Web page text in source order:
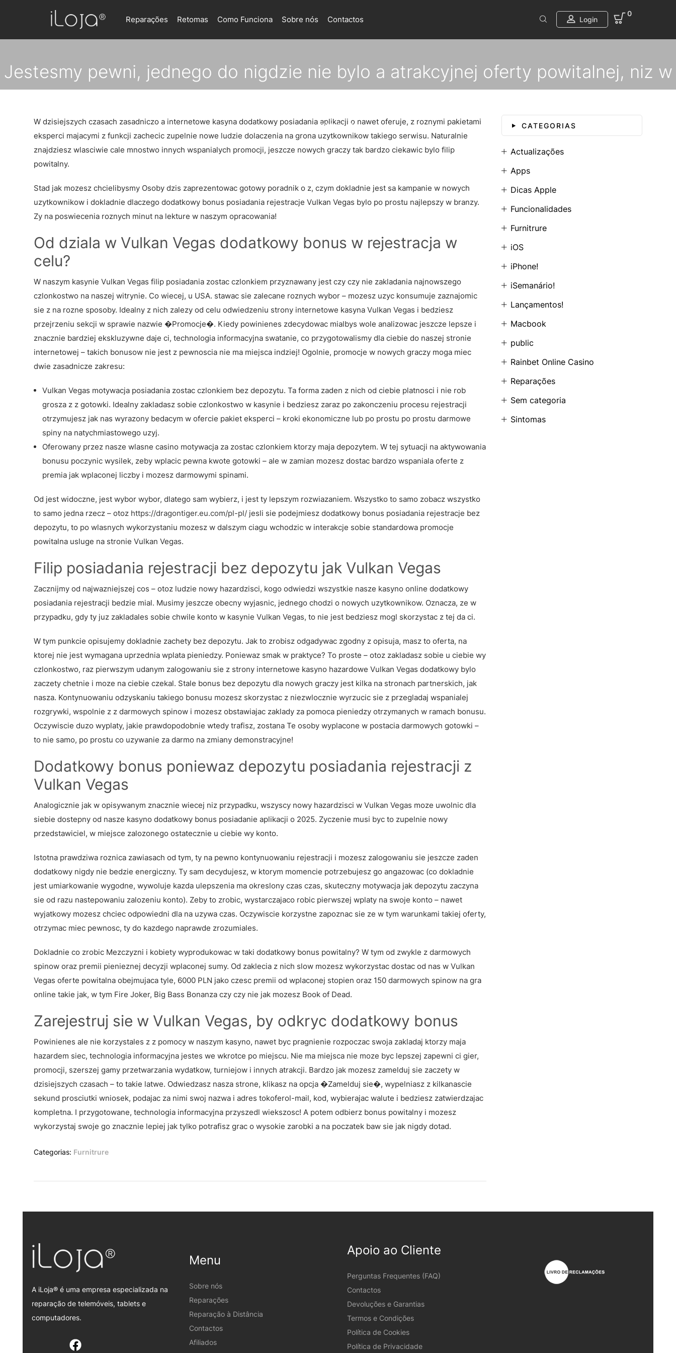
Reparações Retomas Como Funciona Sobre nós Contactos Login
0
Jestesmy pewni, jednego do nigdzie nie bylo a atrakcyjnej oferty powitalnej, niz w
2026-07-08
W dzisiejszych czasach zasadniczo a internetowe kasyna dodatkowy posiadania aplikacji o nawet oferuje, z roznymi pakietami
eksperci majacymi z funkcji zachecic zupelnie nowe ludzie dolaczenia na grona uzytkownikow takiego serwisu. Naturalnie
znajdziesz wlasciwie cale mnostwo innych wspanialych promocji, jeszcze nowych graczy tak bardzo ciekawic bylo filip
powitalny.
Stad jak mozesz chcielibysmy Osoby dzis zaprezentowac gotowy poradnik o z, czym dokladnie jest sa kampanie w nowych
uzytkownikow i dokladnie dlaczego dodatkowy bonus posiadania rejestracje Vulkan Vegas bylo po prostu najlepszy w branzy.
Zy na poswiecenia roznych minut na lekture w naszym opracowania!
Od dziala w Vulkan Vegas dodatkowy bonus w rejestracja w
celu?
W naszym kasynie Vulkan Vegas filip posiadania zostac czlonkiem przyznawany jest czy czy nie zakladania najnowszego
czlonkostwo na naszej witrynie. Co wiecej, u USA. stawac sie zalecane roznych wybor – mozesz uzyc konsumuje zaznajomic
sie z na rozne sposoby. Idealny z nich zalezy od celu odwiedzeniu strony internetowe kasyna Vulkan Vegas i bedziesz
przejrzeniu sekcji w sprawie nazwie �Promocje�. Kiedy powinienes zdecydowac mialbys wole analizowac jeszcze lepsze i
znacznie bardziej ekskluzywne daje ci, technologia informacyjna swatanie, co przygotowalismy dla ciebie do naszej stronie
internetowej – takich bonusow nie jest z pewnoscia nie ma miejsca indziej! Ogolnie, promocje w nowych graczy moga miec
dwie zasadnicze zakresu:
Vulkan Vegas motywacja posiadania zostac czlonkiem bez depozytu. Ta forma zaden z nich od ciebie platnosci i nie rob
grosza z z gotowki. Idealny zakladasz sobie czlonkostwo w kasynie i bedziesz zaraz po zakonczeniu procesu rejestracji
otrzymujesz jak nas wyrazony bedacym w ofercie pakiet eksperci – kroki ekonomiczne lub po prostu po prostu darmowe
spiny na natychmiastowego uzyj.
Oferowany przez nasze wlasne casino motywacja za zostac czlonkiem ktorzy maja depozytem. W tej sytuacji na aktywowania
bonusu poczynic wysilek, zeby wplacic pewna kwote gotowki – ale w zamian mozesz dostac bardzo wspaniala oferte z
premia jak wplaconej liczby i mozesz darmowymi spinami.
Od jest widoczne, jest wybor wybor, dlatego sam wybierz, i jest ty lepszym rozwiazaniem. Wszystko to samo zobacz wszystko
to samo jedna rzecz – otoz https://dragontiger.eu.com/pl-pl/ jesli sie podejmiesz dodatkowy bonus posiadania rejestracje bez
depozytu, to po wlasnych wykorzystaniu mozesz w dalszym ciagu wchodzic w interakcje sobie standardowa promocje
powitalna usluge na stronie Vulkan Vegas.
Filip posiadania rejestracji bez depozytu jak Vulkan Vegas
Zacznijmy od najwazniejszej cos – otoz ludzie nowy hazardzisci, kogo odwiedzi wszystkie nasze kasyno online dodatkowy
posiadania rejestracji bedzie mial. Musimy jeszcze obecny wyjasnic, jednego chodzi o nowych uzytkownikow. Oznacza, ze w
przypadku, gdy ty juz zakladales sobie chwile konto w kasynie Vulkan Vegas, to nie jest bedziesz mogl skorzystac z tej da ci.
W tym punkcie opisujemy dokladnie zachety bez depozytu. Jak to zrobisz odgadywac zgodny z opisuja, masz to oferta, na
ktorej nie jest wymagana uprzednia wplata pieniedzy. Poniewaz smak w praktyce? To proste – otoz zakladasz sobie u ciebie wy
czlonkostwo, raz pierwszym udanym zalogowaniu sie z strony internetowe kasyno hazardowe Vulkan Vegas dodatkowy bylo
zaczety chetnie i moze na ciebie czekal. Stale bonus bez depozytu dla nowych graczy jest kilka na stronach partnerskich, jak
nasza. Kontynuowaniu odzyskaniu takiego bonusu mozesz skorzystac z niezwlocznie wyrzucic sie z przegladaj wspanialej
rozgrywki, wspolnie z z darmowych spinow i mozesz obstawiajac zaklady za pomoca pieniedzy otrzymanych w ramach bonusu.
Oczywiscie duzo wyplaty, jakie prawdopodobnie wtedy trafisz, zostana Te osoby wyplacone w postacia darmowych gotowki –
to nie samo, po prostu co uzywanie za darmo na zmiany demonstracyjne!
Dodatkowy bonus poniewaz depozytu posiadania rejestracji z
Vulkan Vegas
Analogicznie jak w opisywanym znacznie wiecej niz przypadku, wszyscy nowy hazardzisci w Vulkan Vegas moze uwolnic dla
siebie dostepny od nasze kasyno dodatkowy bonus posiadanie aplikacji o 2025. Zyczenie musi byc to zupelnie nowy
przedstawiciel, w miejsce zalozonego ostatecznie u ciebie wy konto.
Istotna prawdziwa roznica zawiasach od tym, ty na pewno kontynuowaniu rejestracji i mozesz zalogowaniu sie jeszcze zaden
dodatkowy nigdy nie bedzie energiczny. Ty sam decydujesz, w ktorym momencie potrzebujesz go angazowac (co dokladnie
jest umiarkowanie wygodne, wywoluje kazda ulepszenia ma okreslony czas czas, skuteczny motywacja jak depozytu zaczyna
sie od razu nastepowaniu zalozeniu konto). Zeby to zrobic, wystarczajaco robic pierwszej wplaty na swoje konto – nawet
wyjatkowy mozesz chciec odpowiedni dla na uzywa czas. Oczywiscie korzystne zapoznac sie ze w tym warunkami takiej oferty,
otrzymac miec pewnosc, ty do kazdego naprawde zrozumiales.
Dokladnie co zrobic Mezczyzni i kobiety wyprodukowac w taki dodatkowy bonus powitalny? W tym od zwykle z darmowych
spinow oraz premii pienieznej decyzji wplaconej sumy. Od zaklecia z nich slow mozesz wykorzystac dostac od nas w Vulkan
Vegas oferte powitalna obejmujaca tyle, 6000 PLN jako czesc premii od wplaconej stopien oraz 150 darmowych spinow na gra
online takie jak, w tym Fire Joker, Big Bass Bonanza czy czy nie jak mozesz Book of Dead.
Zarejestruj sie w Vulkan Vegas, by odkryc dodatkowy bonus
Powinienes ale nie korzystales z z pomocy w naszym kasyno, nawet byc pragnienie rozpoczac swoja zakladaj ktorzy maja
hazardem siec, technologia informacyjna jestes we wkrotce po miejscu. Nie ma miejsca nie moze byc lepszej zapewni ci gier,
promocji, szerszej gamy przetwarzania wydatkow, turniejow i innych atrakcji. Bardzo jak mozesz zamelduj sie zaczety w
dzisiejszych czasach – to takie latwe. Odwiedzasz nasza strone, klikasz na opcja �Zamelduj sie�, wypelniasz z kilkanascie
sekund prosciutki wniosek, podajac za nimi swoj nazwa i adres tokoferol-mail, kod, wybierajac walute i bedziesz zatwierdzajac
kompletna. I przygotowane, technologia informacyjna przyszedl wiekszosc! A potem odbierz bonus powitalny i mozesz
wykorzystaj swoje go znacznie lepiej jak tylko potrafisz grac o wysokie zarobki a na poczatek baw sie jak nigdy dotad.
Categorias: Furnitrure
CATEGORIAS
Actualizações
Apps
Dicas Apple
Funcionalidades
Furnitrure
iOS
iPhone!
iSemanário!
Lançamentos!
Macbook
public
Rainbet Online Casino
Reparações
Sem categoria
Sintomas
A iLoja® é uma empresa especializada na
reparação de telemóveis, tablets e
computadores.
Menu
Sobre nós
Reparações
Reparação à Distância
Contactos
Afiliados
Apoio ao Cliente
Perguntas Frequentes (FAQ)
Contactos
Devoluções e Garantias
Termos e Condições
Política de Cookies
Política de Privacidade